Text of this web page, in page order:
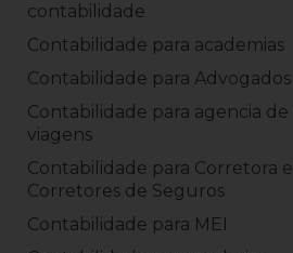
contabilidade
Contabilidade para academias
Contabilidade para Advogados
Contabilidade para agencia de
viagens
Contabilidade para Corretora e
Corretores de Seguros
Contabilidade para MEI